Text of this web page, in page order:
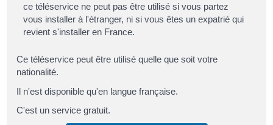
ce téléservice ne peut pas être utilisé si vous partez
vous installer à l'étranger, ni si vous êtes un expatrié qui
revient s'installer en France.
Ce téléservice peut être utilisé quelle que soit votre
nationalité.
Il n'est disponible qu'en langue française.
C'est un service gratuit.